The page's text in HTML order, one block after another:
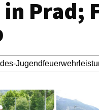
in Prad;